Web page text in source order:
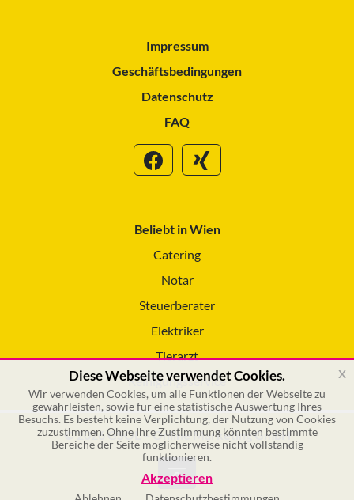
Impressum
Geschäftsbedingungen
Datenschutz
FAQ
Beliebt in Wien
Catering
Notar
Steuerberater
Elektriker
Tierarzt
Reinigungsservice
© 2026 GSOL – Online Marketing GmbH
Diese Webseite verwendet Cookies.
Wir verwenden Cookies, um alle Funktionen der Webseite zu
gewährleisten, sowie für eine statistische Auswertung Ihres
Besuchs. Es besteht keine Verplichtung, der Nutzung von Cookies
zuzustimmen. Ohne Ihre Zustimmung könnten bestimmte
Bereiche der Seite möglicherweise nicht vollständig
funktionieren.
Akzeptieren
x